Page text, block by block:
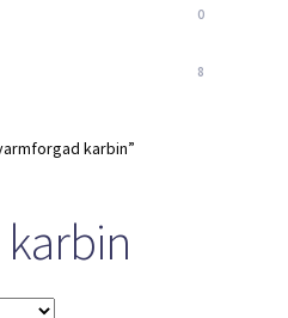
0
8
karbin”